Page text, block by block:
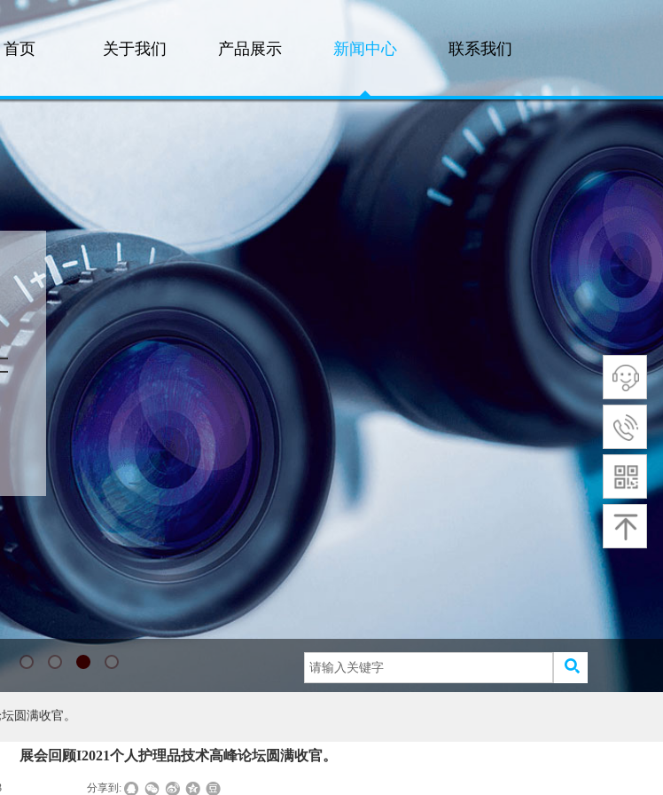
首页 关于我们 产品展示 新闻中心 联系我们
圆满收官。
展会回顾I2021个人护理品技术高峰论坛圆满收官。
分享到: